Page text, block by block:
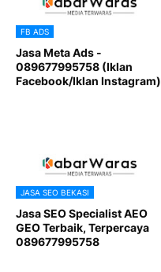
FB ADS
Jasa Meta Ads -
089677995758 (Iklan
Facebook/Iklan Instagram)
JASA SEO BEKASI
Jasa SEO Specialist AEO
GEO Terbaik, Terpercaya
089677995758